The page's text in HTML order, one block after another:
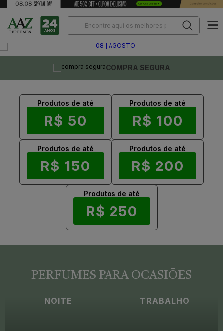
Produtos de até
R$ 50
Produtos de até
R$ 100
Produtos de até
R$ 150
Produtos de até
R$ 200
Produtos de até
R$ 250
PERFUMES PARA OCASIÕES
TRABALHO